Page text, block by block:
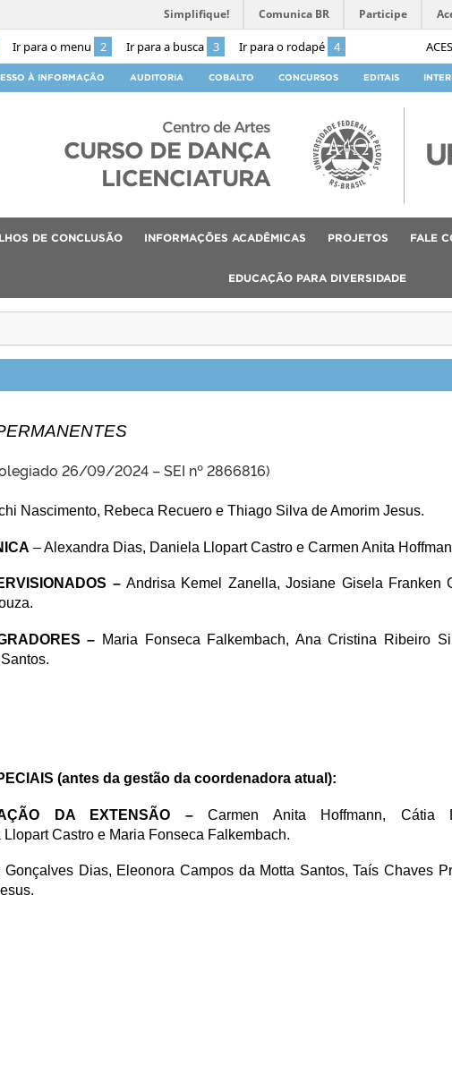
Ir para o menu 2 Ir para a busca 3 Ir para o rodapé 4
Simplifique! Comunica BR Participe
À INFORMAÇÃO AUDITORIA COBALTO CONCURSOS EDITAIS
Centro de Artes
CURSO DE DANÇA
LICENCIATURA
DE CONCLUSÃO INFORMAÇÕES ACADÊMICAS PROJETOS FALE
EDUCAÇÃO PARA DIVERSIDADE
26/09/2024 – SEI nº 2866816)
Nascimento, Rebeca Recuero e Thiago Silva de Amorim Jesus.
– Alexandra Dias, Daniela Llopart Castro e Carmen Anita
– Andrisa Kemel Zanella, Josiane Gisela Franken
– Maria Fonseca Falkembach, Ana Cristina Ribeiro
(antes da gestão da coordenadora atual):
DA EXTENSÃO –Carmen Anita Hoffmann, Cátia
Castro e Maria Fonseca Falkembach.
Gonçalves Dias, Eleonora Campos da Motta Santos, Taís Chaves